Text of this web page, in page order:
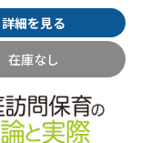
詳細を見る
在庫なし